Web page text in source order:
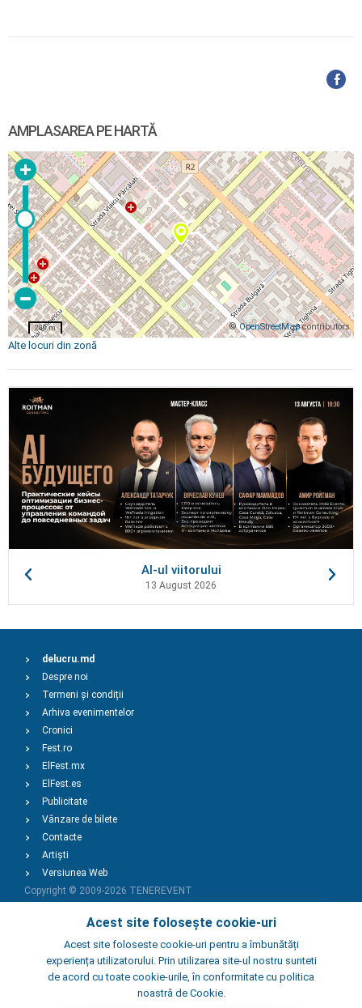
AMPLASAREA PE HARTĂ
© OpenStreetMapcontributors
200 m
Alte locuri din zonă
AI-ul viitorului
13 August 2026
Acest site folosește cookie-uri
Acest site foloseste cookie-uri pentru a îmbunătăți
experiența utilizatorului. Prin utilizarea site-ul nostru sunteti
de acord cu toate cookie-urile, în conformitate cu politica
noastră de Cookie.
delucru.md
Despre noi
Termeni și condiții
Arhiva evenimentelor
Cronici
Fest.ro
ElFest.mx
ElFest.es
Publicitate
Vânzare de bilete
Contacte
Artiști
Versiunea Web
Copyright © 2009-2026 TENEREVENT
Adaugă Eveniment
Adaugă Local